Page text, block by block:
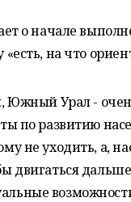
о начале
на что
Южный Урал -
по развитию
не уходить, а,
двигаться